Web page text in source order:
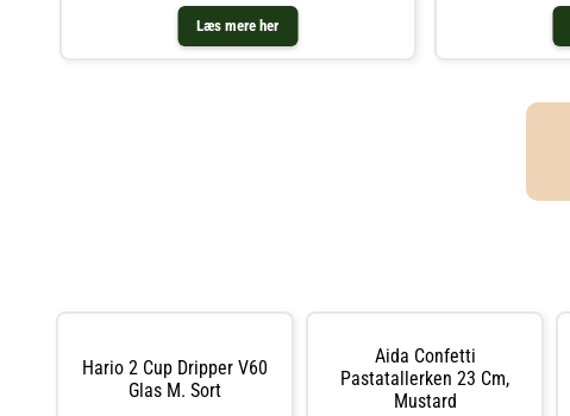
Læs mere her
Hario 2 Cup Dripper V60
Glas M. Sort
Aida Confetti
Pastatallerken 23 Cm,
Mustard